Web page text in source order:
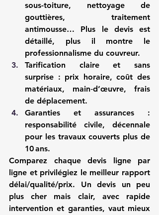
sous-toiture, nettoyage de
gouttières, traitement
antimousse… Plus le devis est
détaillé, plus il montre le
professionnalisme du couvreur.
Tarification claire et sans
surprise : prix horaire, coût des
matériaux, main‑d’œuvre, frais
de déplacement.
Garanties et assurances :
responsabilité civile, décennale
pour les travaux couverts plus de
10 ans.
Comparez chaque devis ligne par
ligne et privilégiez le meilleur rapport
délai/qualité/prix. Un devis un peu
plus cher mais clair, avec rapide
intervention et garanties, vaut mieux